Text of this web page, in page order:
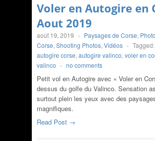
Voler en Autogire en
Aout 2019
août 19, 2019 - Paysages de Corse,
Corse, Shooting Photos, Vidéos - Tagged:
autogire corse, autogire valinco, voler en
valinco - no comments
Petit vol en Autogire avec « Voler en
dessus du golfe du Valinco. Sensation
surtout plein les yeux avec des
magnifiques.
Read Post →